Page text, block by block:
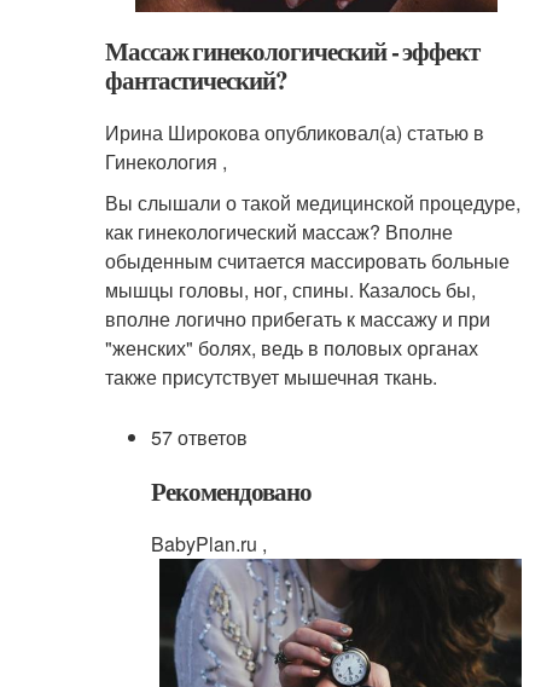
Массаж гинекологический - эффект
фантастический?
Ирина Широкова опубликовал(а) статью в
Гинекология ,
Вы слышали о такой медицинской процедуре,
как гинекологический массаж? Вполне
обыденным считается массировать больные
мышцы головы, ног, спины. Казалось бы,
вполне логично прибегать к массажу и при
"женских" болях, ведь в половых органах
также присутствует мышечная ткань.
57 ответов
Рекомендовано
BabyPlan.ru ,